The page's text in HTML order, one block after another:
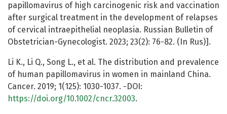
papillomavirus of high carcinogenic risk and vaccination
after surgical treatment in the development of relapses
of cervical intraepithelial neoplasia. Russian Bulletin of
Obstetrician-Gynecologist. 2023; 23(2): 76-82. (In Rus)].
Li K., Li Q., Song L., et al. The distribution and prevalence
of human papillomavirus in women in mainland China.
Cancer. 2019; 1(125): 1030-1037. -DOI:
https://doi.org/10.1002/cncr.32003.